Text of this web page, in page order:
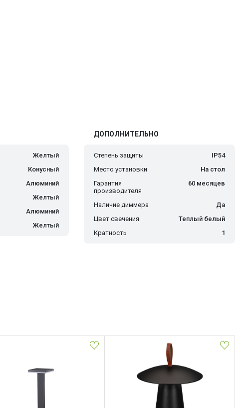
Желтый
Конусный
Алюминий
Желтый
Алюминий
Желтый
ДОПОЛНИТЕЛЬНО
Степень защиты
IP54
Место установки
На стол
Гарантия
производителя
60 месяцев
Наличие диммера
Да
Цвет свечения
Теплый белый
Кратность
1